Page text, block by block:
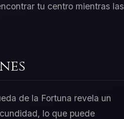
tu centro mientras las
de la Fortuna revela un
lo que puede